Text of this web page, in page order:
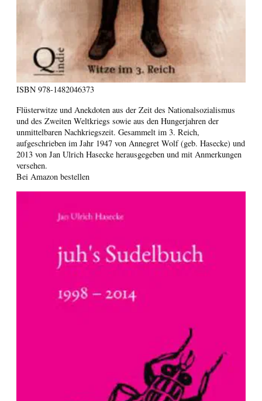
ISBN 978-1482046373
Flüsterwitze und Anekdoten aus der Zeit des Nationalsozialismus
und des Zweiten Weltkriegs sowie aus den Hungerjahren der
unmittelbaren Nachkriegszeit. Gesammelt im 3. Reich,
aufgeschrieben im Jahr 1947 von Annegret Wolf (geb. Hasecke) und
2013 von Jan Ulrich Hasecke herausgegeben und mit Anmerkungen
versehen.
Bei Amazon bestellen